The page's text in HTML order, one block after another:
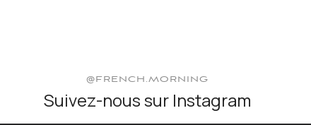
@FRENCH.MORNING
Suivez-nous sur Instagram